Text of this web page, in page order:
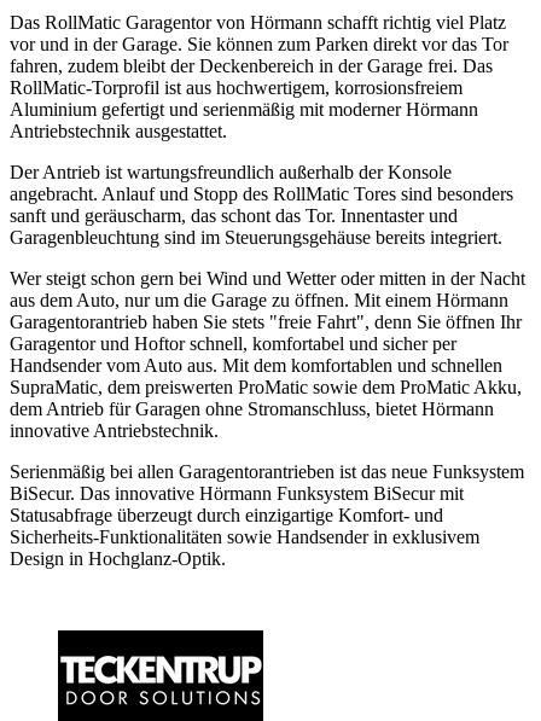
Das RollMatic Garagentor von Hörmann schafft richtig viel Platz
vor und in der Garage. Sie können zum Parken direkt vor das Tor
fahren, zudem bleibt der Deckenbereich in der Garage frei. Das
RollMatic-Torprofil ist aus hochwertigem, korrosionsfreiem
Aluminium gefertigt und serienmäßig mit moderner Hörmann
Antriebstechnik ausgestattet.
Der Antrieb ist wartungsfreundlich außerhalb der Konsole
angebracht. Anlauf und Stopp des RollMatic Tores sind besonders
sanft und geräuscharm, das schont das Tor. Innentaster und
Garagenbleuchtung sind im Steuerungsgehäuse bereits integriert.
Wer steigt schon gern bei Wind und Wetter oder mitten in der Nacht
aus dem Auto, nur um die Garage zu öffnen. Mit einem Hörmann
Garagentorantrieb haben Sie stets "freie Fahrt", denn Sie öffnen Ihr
Garagentor und Hoftor schnell, komfortabel und sicher per
Handsender vom Auto aus. Mit dem komfortablen und schnellen
SupraMatic, dem preiswerten ProMatic sowie dem ProMatic Akku,
dem Antrieb für Garagen ohne Stromanschluss, bietet Hörmann
innovative Antriebstechnik.
Serienmäßig bei allen Garagentorantrieben ist das neue Funksystem
BiSecur. Das innovative Hörmann Funksystem BiSecur mit
Statusabfrage überzeugt durch einzigartige Komfort- und
Sicherheits-Funktionalitäten sowie Handsender in exklusivem
Design in Hochglanz-Optik.